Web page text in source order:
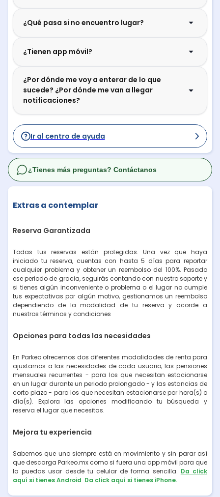
¿Qué pasa si no encuentro lugar?
¿Tienen app móvil?
¿Por dónde me voy a enterar de lo que
sucede? ¿Por dónde me van a llegar
notificaciones?
Ir al centro de ayuda
Extras a contemplar
Reserva Garantizada
Todas tus reservas están protegidas. Una vez que haya
iniciado tu reserva, cuentas con hasta 5 días para reportar
cualquier problema y obtener un reembolso del 100%. Pasado
ese periodo de gracia, seguirás contando con nuestro soporte y
si tienes algún inconveniente o problema o el lugar no cumple
tus expectativas por algún motivo, gestionamos un reembolso
dependiendo de la modalidad de tu reserva y acorde a
nuestros términos y condiciones
Opciones para todas las necesidades
En Parkeo ofrecemos dos diferentes modalidades de renta para
ajustarnos a las necesidades de cada usuario; las pensiones
mensuales recurrentes - para los que necesitan estacionarse
en un lugar durante un periodo prolongado - y las estancias de
corto plazo - para los que necesitan estacionarse por hora(s) o
día(s). Explora las opciones modificando tu búsqueda y
reserva el lugar que necesitas.
Mejora tu experiencia
Sabemos que uno siempre está en movimiento y sin parar así
que descarga Parkeo.mx como si fuera una app móvil para que
la puedas usar desde tu celular de forma sencilla. Da click
aquí si tienes Android. Da click aquí si tienes iPhone.
¿Tienes más preguntas? Contáctanos